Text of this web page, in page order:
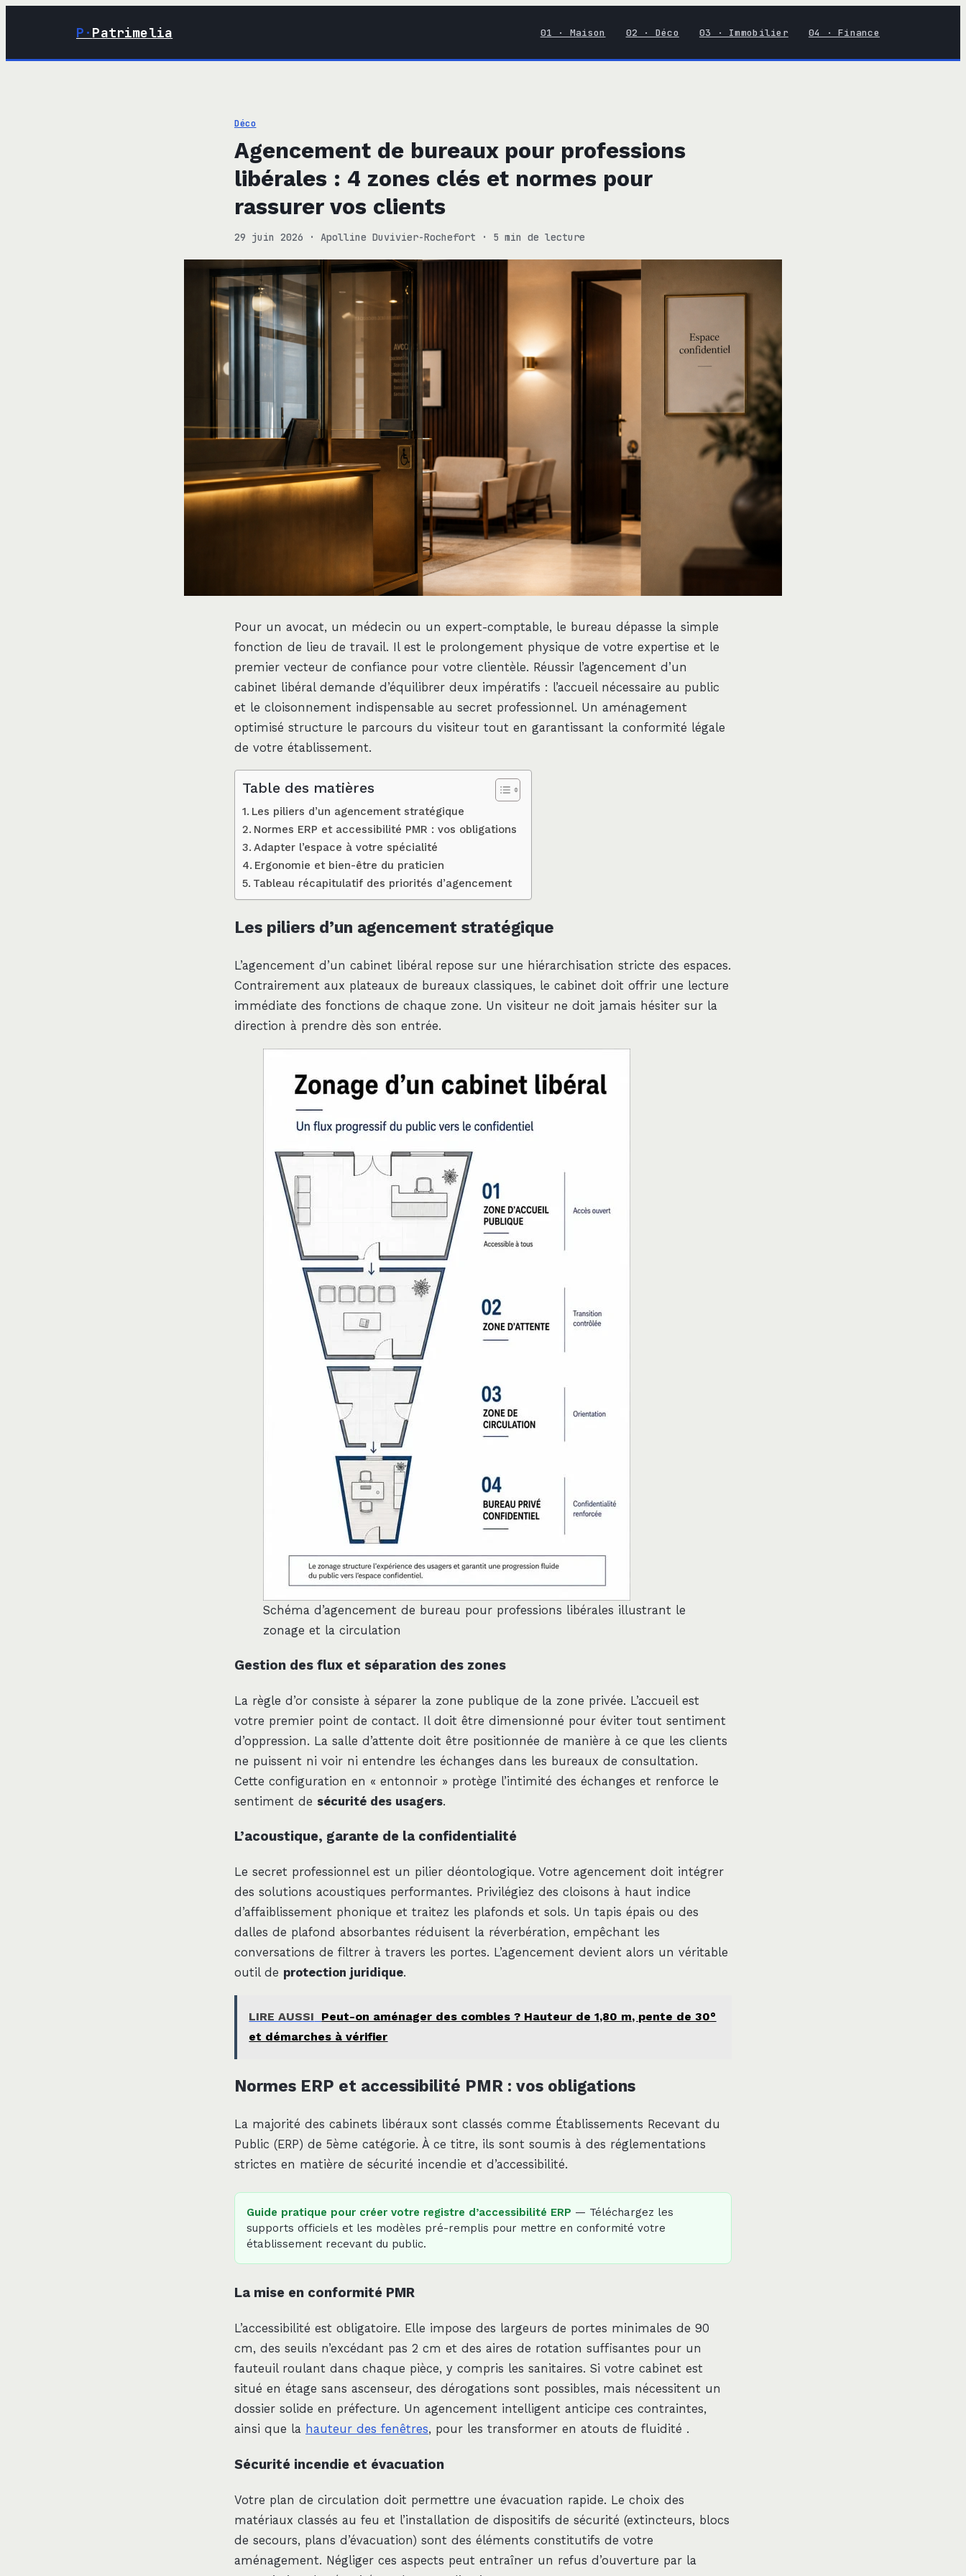
P· Patrimelia 01 · Maison 02 · Déco 03 · Immobilier 04 · Finance
Déco
Agencement de bureaux pour professions
libérales : 4 zones clés et normes pour
rassurer vos clients
29 juin 2026 · Apolline Duvivier-Rochefort · 5 min de lecture
Pour un avocat, un médecin ou un expert-comptable, le bureau dépasse la simple
fonction de lieu de travail. Il est le prolongement physique de votre expertise et le
premier vecteur de confiance pour votre clientèle. Réussir l’agencement d’un
cabinet libéral demande d’équilibrer deux impératifs : l’accueil nécessaire au public
et le cloisonnement indispensable au secret professionnel. Un aménagement
optimisé structure le parcours du visiteur tout en garantissant la conformité légale
de votre établissement.
Table des matières
Les piliers d’un agencement stratégique
Normes ERP et accessibilité PMR : vos obligations
Adapter l’espace à votre spécialité
Ergonomie et bien-être du praticien
Tableau récapitulatif des priorités d’agencement
Les piliers d’un agencement stratégique
L’agencement d’un cabinet libéral repose sur une hiérarchisation stricte des espaces.
Contrairement aux plateaux de bureaux classiques, le cabinet doit offrir une lecture
immédiate des fonctions de chaque zone. Un visiteur ne doit jamais hésiter sur la
direction à prendre dès son entrée.
Schéma d’agencement de bureau pour professions libérales illustrant le
zonage et la circulation
Gestion des flux et séparation des zones
La règle d’or consiste à séparer la zone publique de la zone privée. L’accueil est
votre premier point de contact. Il doit être dimensionné pour éviter tout sentiment
d’oppression. La salle d’attente doit être positionnée de manière à ce que les clients
ne puissent ni voir ni entendre les échanges dans les bureaux de consultation.
Cette configuration en « entonnoir » protège l’intimité des échanges et renforce le
sentiment de sécurité des usagers.
L’acoustique, garante de la confidentialité
Le secret professionnel est un pilier déontologique. Votre agencement doit intégrer
des solutions acoustiques performantes. Privilégiez des cloisons à haut indice
d’affaiblissement phonique et traitez les plafonds et sols. Un tapis épais ou des
dalles de plafond absorbantes réduisent la réverbération, empêchant les
conversations de filtrer à travers les portes. L’agencement devient alors un véritable
outil de protection juridique.
LIRE AUSSI
Peut-on aménager des combles ? Hauteur de 1,80 m, pente de 30°
et démarches à vérifier
Normes ERP et accessibilité PMR : vos obligations
La majorité des cabinets libéraux sont classés comme Établissements Recevant du
Public (ERP) de 5ème catégorie. À ce titre, ils sont soumis à des réglementations
strictes en matière de sécurité incendie et d’accessibilité.
Guide pratique pour créer votre registre d’accessibilité ERP — Téléchargez les
supports officiels et les modèles pré-remplis pour mettre en conformité votre
établissement recevant du public.
La mise en conformité PMR
L’accessibilité est obligatoire. Elle impose des largeurs de portes minimales de 90
cm, des seuils n’excédant pas 2 cm et des aires de rotation suffisantes pour un
fauteuil roulant dans chaque pièce, y compris les sanitaires. Si votre cabinet est
situé en étage sans ascenseur, des dérogations sont possibles, mais nécessitent un
dossier solide en préfecture. Un agencement intelligent anticipe ces contraintes,
ainsi que la hauteur des fenêtres, pour les transformer en atouts de fluidité .
Sécurité incendie et évacuation
Votre plan de circulation doit permettre une évacuation rapide. Le choix des
matériaux classés au feu et l’installation de dispositifs de sécurité (extincteurs, blocs
de secours, plans d’évacuation) sont des éléments constitutifs de votre
aménagement. Négliger ces aspects peut entraîner un refus d’ouverture par la